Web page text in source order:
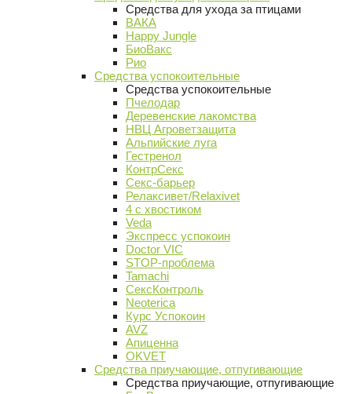
Средства для ухода за птицами
ВАКА
Happy Jungle
БиоВакс
Рио
Средства успокоительные
Средства успокоительные
Пчелодар
Деревенские лакомства
НВЦ Агроветзащита
Альпийские луга
Гестренол
КонтрСекс
Секс-барьер
Релаксивет/Relaxivet
4 с хвостиком
Veda
Экспресс успокоин
Doctor VIC
STOP-проблема
Tamachi
СексКонтроль
Neoterica
Курс Успокоин
AVZ
Апиценна
OKVET
Средства приучающие, отпугивающие
Средства приучающие, отпугивающие